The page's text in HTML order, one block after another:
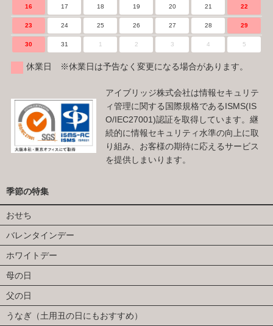
16 17 18 19 20 21 22
23 24 25 26 27 28 29
30 31 1 2 3 4 5
休業日 ※休業日は予告なく変更になる場合があります。
アイブリッジ株式会社は情報セキュリテ
ィ管理に関する国際規格であるISMS(IS
O/IEC27001)認証を取得しています。継
続的に情報セキュリティ水準の向上に取
り組み、お客様の期待に応えるサービス
を提供しまいります。
季節の特集
おせち
バレンタインデー
ホワイトデー
母の日
父の日
うなぎ（土用丑の日にもおすすめ）